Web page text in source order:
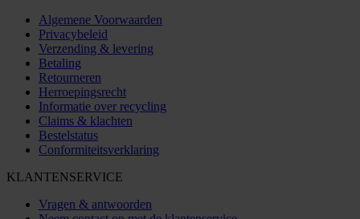
Algemene Voorwaarden
Privacybeleid
Verzending & levering
Betaling
Retourneren
Herroepingsrecht
Informatie over recycling
Claims & klachten
Bestelstatus
Conformiteitsverklaring
KLANTENSERVICE
Vragen & antwoorden